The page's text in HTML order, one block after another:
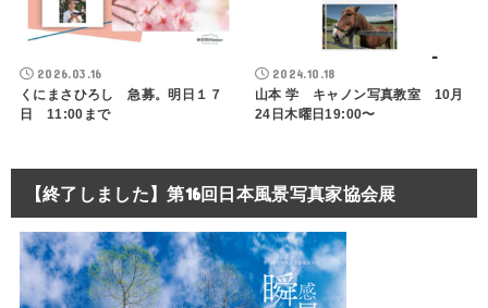
2026.03.16
くにまさひろし 急募。明日１７
日 11:00まで
2024.10.18
山本 学 キャノン写真教室 10月
24日木曜日19:00〜
【終了しました】第16回日本風景写真家協会展